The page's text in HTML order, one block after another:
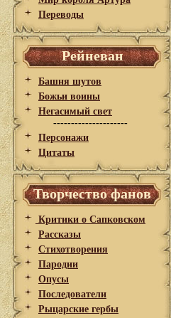
Переводы
Рейневан
Башня шутов
Божьи воины
Негасимый свет
---------------------
Персонажи
Цитаты
Творчество фанов
Критики о Сапковском
Рассказы
Стихотворения
Пародии
Опусы
Последователи
Рыцарские гербы